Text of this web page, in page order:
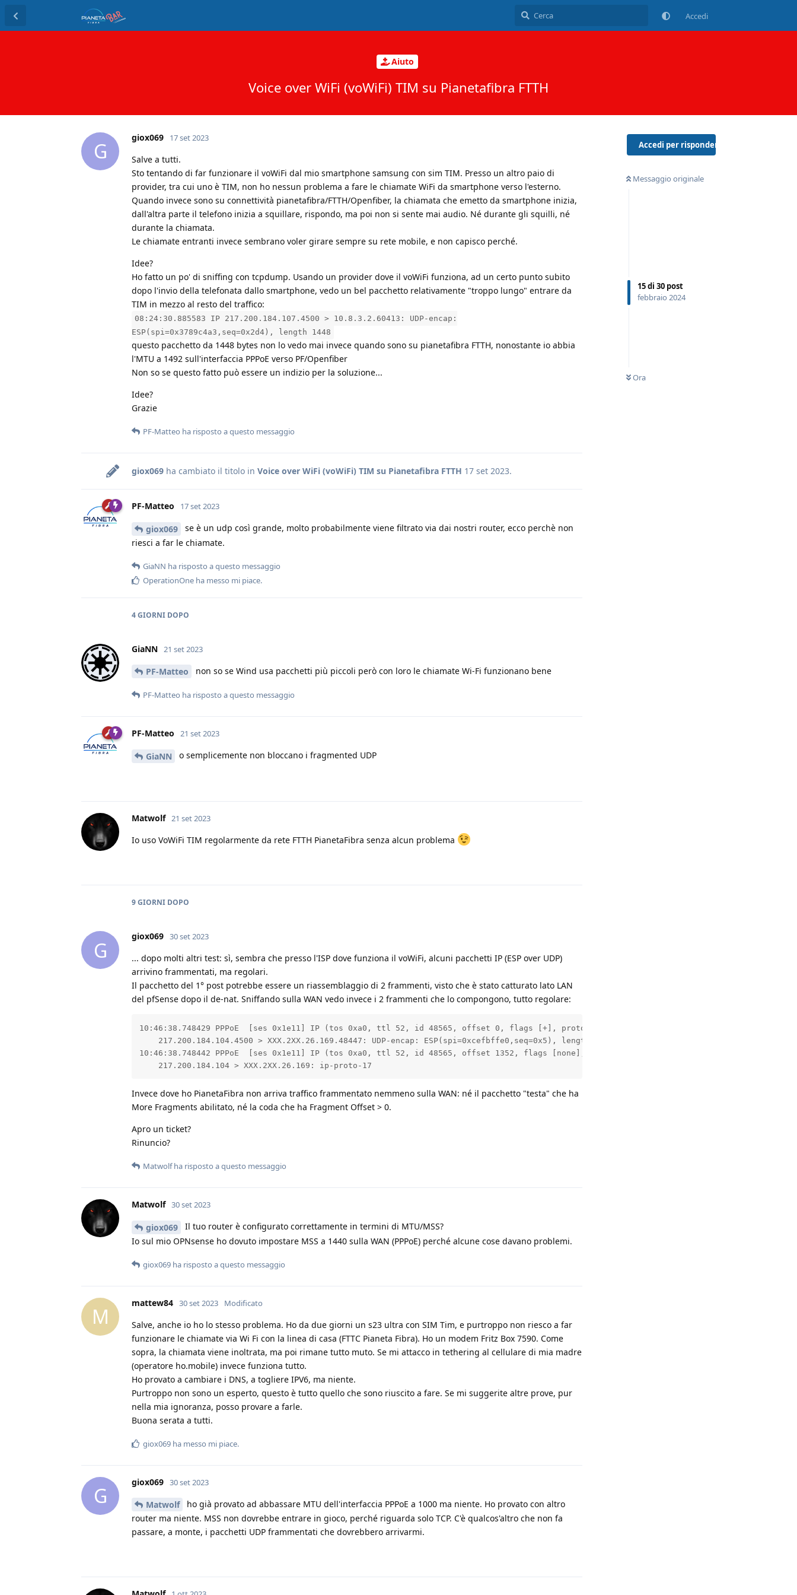
Accedi
Aiuto
Voice over WiFi (voWiFi) TIM su Pianetafibra FTTH
Accedi per rispondere
Messaggio originale
15di 30 post
febbraio 2024
Ora
G
giox069 17 set 2023
Salve a tutti.
Sto tentando di far funzionare il voWiFi dal mio smartphone samsung con sim TIM. Presso un altro paio di
provider, tra cui uno è TIM, non ho nessun problema a fare le chiamate WiFi da smartphone verso l'esterno.
Quando invece sono su connettività pianetafibra/FTTH/Openfiber, la chiamata che emetto da smartphone inizia,
dall'altra parte il telefono inizia a squillare, rispondo, ma poi non si sente mai audio. Né durante gli squilli, né
durante la chiamata.
Le chiamate entranti invece sembrano voler girare sempre su rete mobile, e non capisco perché.
Idee?
Ho fatto un po' di sniffing con tcpdump. Usando un provider dove il voWiFi funziona, ad un certo punto subito
dopo l'invio della telefonata dallo smartphone, vedo un bel pacchetto relativamente "troppo lungo" entrare da
TIM in mezzo al resto del traffico:
08:24:30.885583 IP 217.200.184.107.4500 > 10.8.3.2.60413: UDP-encap:
ESP(spi=0x3789c4a3,seq=0x2d4), length 1448
questo pacchetto da 1448 bytes non lo vedo mai invece quando sono su pianetafibra FTTH, nonostante io abbia
l'MTU a 1492 sull'interfaccia PPPoE verso PF/Openfiber
Non so se questo fatto può essere un indizio per la soluzione...
Idee?
Grazie
PF-Matteo ha risposto a questo messaggio
giox069 ha cambiato il titolo in Voice over WiFi (voWiFi) TIM su Pianetafibra FTTH 17 set 2023.
PF-Matteo 17 set 2023
giox069
se è un udp così grande, molto probabilmente viene filtrato via dai nostri router, ecco perchè non
riesci a far le chiamate.
GiaNN ha risposto a questo messaggio
OperationOne ha messo mi piace.
4 GIORNI DOPO
GiaNN 21 set 2023
PF-Matteo non so se Wind usa pacchetti più piccoli però con loro le chiamate Wi-Fi funzionano bene
PF-Matteo ha risposto a questo messaggio
PF-Matteo 21 set 2023
GiaNN o semplicemente non bloccano i fragmented UDP
Matwolf 21 set 2023
Io uso VoWiFi TIM regolarmente da rete FTTH PianetaFibra senza alcun problema
9 GIORNI DOPO
G
giox069 30 set 2023
... dopo molti altri test: sì, sembra che presso l'ISP dove funziona il voWiFi, alcuni pacchetti IP (ESP over UDP)
arrivino frammentati, ma regolari.
Il pacchetto del 1° post potrebbe essere un riassemblaggio di 2 frammenti, visto che è stato catturato lato LAN
del pfSense dopo il de-nat. Sniffando sulla WAN vedo invece i 2 frammenti che lo compongono, tutto regolare:
10:46:38.748429 PPPoE  [ses 0x1e11] IP (tos 0xa0, ttl 52, id 48565, offset 0, flags [+], proto UDP (17), length 1372)
    217.200.184.104.4500 > XXX.2XX.26.169.48447: UDP-encap: ESP(spi=0xcefbffe0,seq=0x5), length 1344
10:46:38.748442 PPPoE  [ses 0x1e11] IP (tos 0xa0, ttl 52, id 48565, offset 1352, flags [none], proto UDP (17), length 124)
    217.200.184.104 > XXX.2XX.26.169: ip-proto-17
Invece dove ho PianetaFibra non arriva traffico frammentato nemmeno sulla WAN: né il pacchetto "testa" che ha
More Fragments abilitato, né la coda che ha Fragment Offset > 0.
Apro un ticket?
Rinuncio?
Matwolfha risposto a questo messaggio
Matwolf 30 set 2023
giox069
Il tuo router è configurato correttamente in termini di MTU/MSS?
Io sul mio OPNsense ho dovuto impostare MSS a 1440 sulla WAN (PPPoE) perché alcune cose davano problemi.
giox069 ha risposto a questo messaggio
M
mattew84 30 set 2023 Modificato
Salve, anche io ho lo stesso problema. Ho da due giorni un s23 ultra con SIM Tim, e purtroppo non riesco a far
funzionare le chiamate via Wi Fi con la linea di casa (FTTC Pianeta Fibra). Ho un modem Fritz Box 7590. Come
sopra, la chiamata viene inoltrata, ma poi rimane tutto muto. Se mi attacco in tethering al cellulare di mia madre
(operatore ho.mobile) invece funziona tutto.
Ho provato a cambiare i DNS, a togliere IPV6, ma niente.
Purtroppo non sono un esperto, questo è tutto quello che sono riuscito a fare. Se mi suggerite altre prove, pur
nella mia ignoranza, posso provare a farle.
Buona serata a tutti.
giox069 ha messo mi piace.
G
giox069 30 set 2023
Matwolf
ho già provato ad abbassare MTU dell'interfaccia PPPoE a 1000 ma niente. Ho provato con altro
router ma niente. MSS non dovrebbe entrare in gioco, perché riguarda solo TCP. C'è qualcos'altro che non fa
passare, a monte, i pacchetti UDP frammentati che dovrebbero arrivarmi.